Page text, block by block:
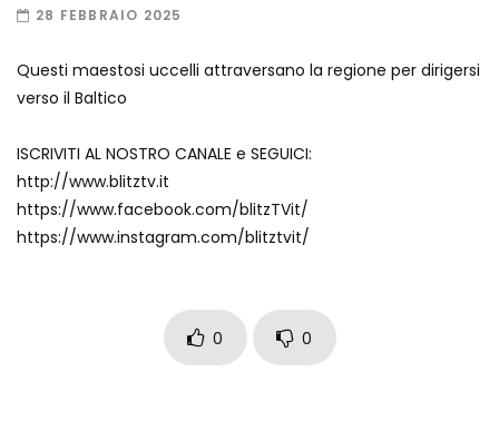
Roma, la metro C diventa un museo:
Lucca, blitz della Finanza nello studio
medico abusivo
showroom
28 FEBBRAIO 2025
Questi maestosi uccelli attraversano la regione per dirigersi
verso il Baltico
ISCRIVITI AL NOSTRO CANALE e SEGUICI:
http://www.blitztv.it
https://www.facebook.com/blitzTVit/
https://www.instagram.com/blitztvit/
0 0